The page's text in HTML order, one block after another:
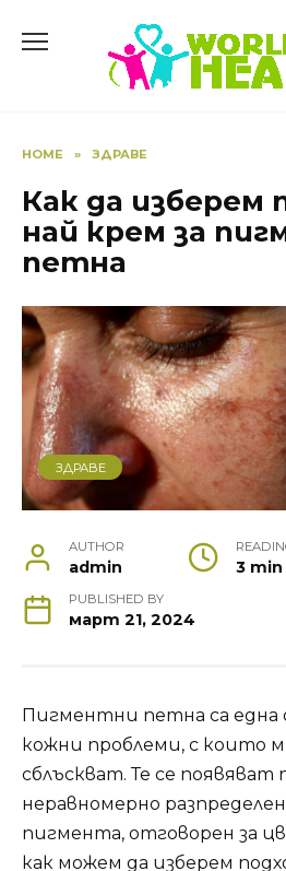
HOME » ЗДРАВЕ
Как да изберем
най крем за
петна
ЗДРАВЕ
AUTHOR
admin 3 min
PUBLISHED BY
март 21, 2024
Пигментни петна са
кожни проблеми, с които
сблъскват. Те се появяват
неравномерно
пигмента, отговорен за
как можем да изберем